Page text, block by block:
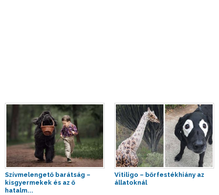
Szívmelengető barátság –
kisgyermekek és az ő
hatalm...
Vitiligo – bőrfestékhiány az
állatoknál